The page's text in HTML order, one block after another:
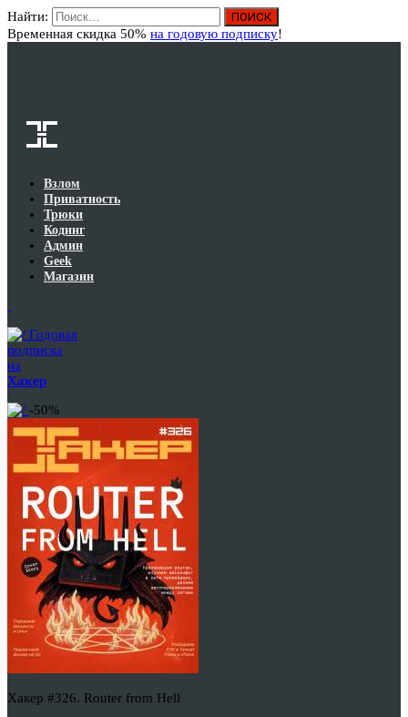
Найти:
Временная скидка 50% на годовую подписку!
Взлом
Приватность
Трюки
Кодинг
Админ
Geek
Магазин
Годовая
подписка
на
Хакер
-50%
Хакер #326. Router from Hell